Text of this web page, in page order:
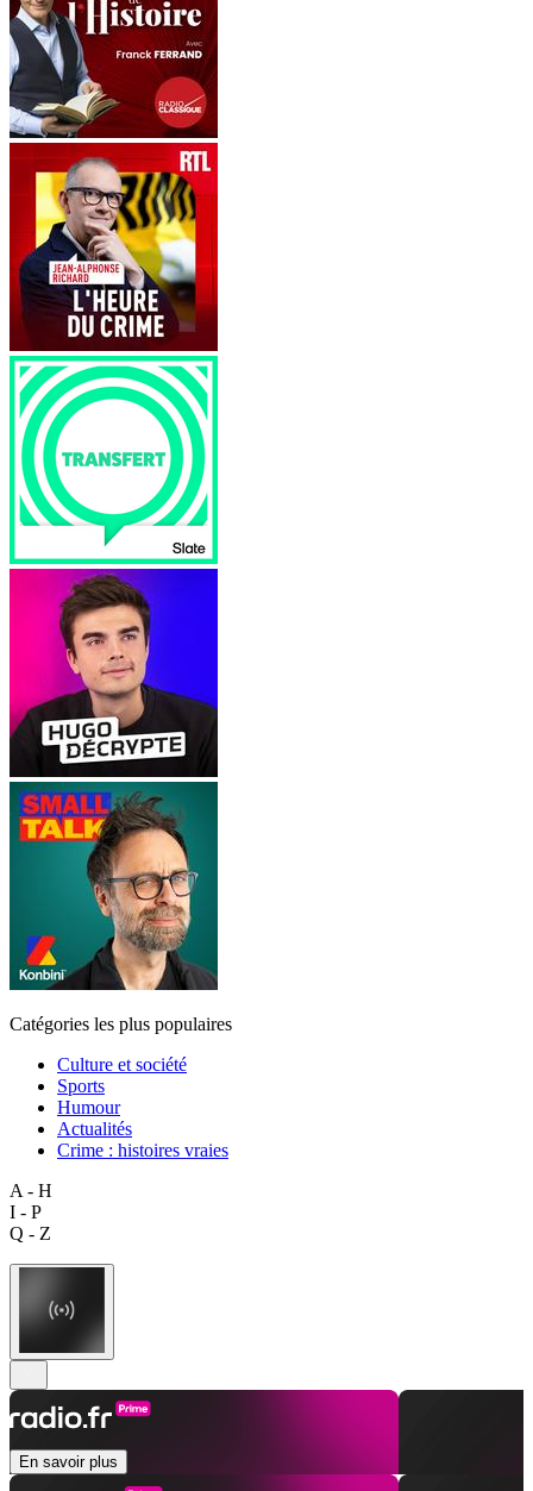
Catégories les plus populaires
Culture et société
Sports
Humour
Actualités
Crime : histoires vraies
A - H
I - P
Q - Z
En savoir plus